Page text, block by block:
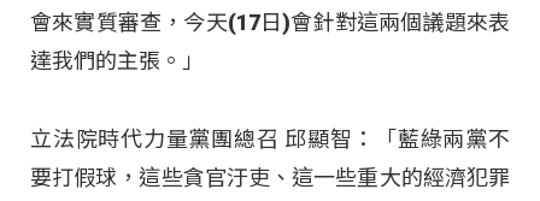
會來實質審查，今天(17日)會針對這兩個議題來表
達我們的主張。」
立法院時代力量黨團總召 邱顯智：「藍綠兩黨不
要打假球，這些貪官汙吏、這一些重大的經濟犯罪